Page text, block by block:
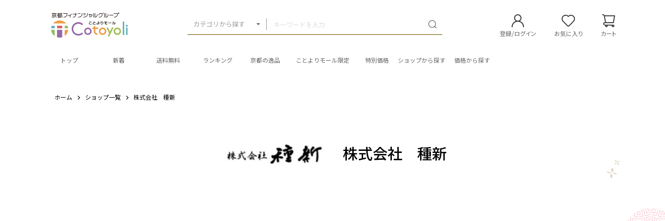
カテゴリから探す
登録/ログイン お気に入り カート
トップ 新着 送料無料 ランキング 京都の逸品 ことよりモール限定 特別価格 ショップから探す 価格から探す
ホーム ショップ一覧 株式会社 種新
株式会社 種新